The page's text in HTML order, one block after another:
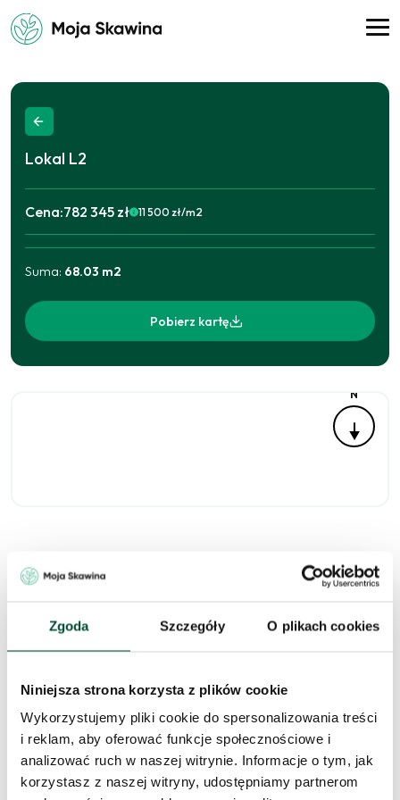
Zgoda Szczegóły O plikach cookies
Niniejsza strona korzysta z plików cookie
Wykorzystujemy pliki cookie do spersonalizowania treści
i reklam, aby oferować funkcje społecznościowe i
analizować ruch w naszej witrynie. Informacje o tym, jak
korzystasz z naszej witryny, udostępniamy partnerom
Lokal L2
Cena:782 345 zł 11 500 zł/m2
Suma: 68.03 m2
Pobierz kartę
N
Zapytaj o to
mieszkanie
Skorzystaj z formularza i przekaż naszym doradcom prośbę o
kontakt w sprawie tego mieszkania.
Skontaktujemy się w przeciągu 1 dnia roboczego
Imię i nazwisko